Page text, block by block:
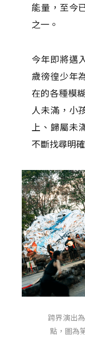
能量，至今
之一。
今年即將邁
歲徬徨少年
在的各種模
人未滿，小
上、歸屬
不斷找尋明
跨界演出
點，圖為